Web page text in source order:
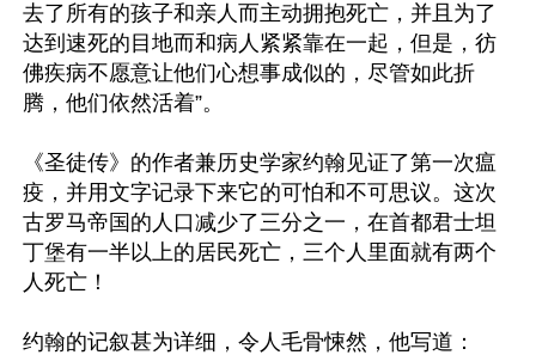
去了所有的孩子和亲人而主动拥抱死亡，并且为了
达到速死的目地而和病人紧紧靠在一起，但是，彷
佛疾病不愿意让他们心想事成似的，尽管如此折
腾，他们依然活着”。
《圣徒传》的作者兼历史学家约翰见证了第一次瘟
疫，并用文字记录下来它的可怕和不可思议。这次
古罗马帝国的人口减少了三分之一，在首都君士坦
丁堡有一半以上的居民死亡，三个人里面就有两个
人死亡！
约翰的记叙甚为详细，令人毛骨悚然，他写道：